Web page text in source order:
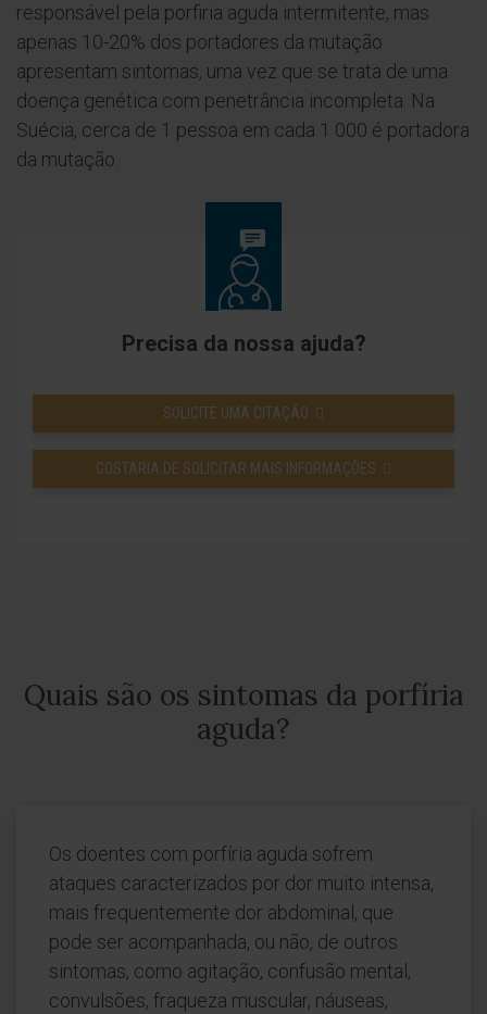
responsável pela porfiria aguda intermitente, mas
apenas 10-20% dos portadores da mutação
apresentam sintomas, uma vez que se trata de uma
doença genética com penetrância incompleta. Na
Suécia, cerca de 1 pessoa em cada 1 000 é portadora
da mutação.
Precisa da nossa ajuda?
SOLICITE UMA CITAÇÃO
GOSTARIA DE SOLICITAR MAIS INFORMAÇÕES
Quais são os sintomas da porfíria
aguda?
Os doentes com porfíria aguda sofrem
ataques caracterizados por dor muito intensa,
mais frequentemente dor abdominal, que
pode ser acompanhada, ou não, de outros
sintomas, como agitação, confusão mental,
convulsões, fraqueza muscular, náuseas,